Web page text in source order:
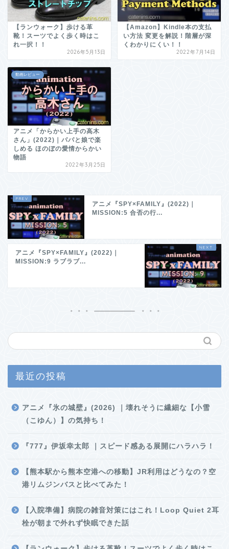
【ランウォーク】歩ける革
靴！スーツでよく歩く時はこ
れ一択！！
2026年5月13日
【Amazon】Kindle本の支払
い方法 変更を解説！階層が深
くわかりにくい！！
2022年7月14日
動画レビュー
アニメ「からかい上手の高木
さん」(2022)｜パパと娘で楽
しめる ほのぼの愛情からかい
物語
2022年3月25日
アニメ『SPY×FAMILY』(2022)｜
MISSION:5 合否の行...
アニメ『SPY×FAMILY』(2022)｜
MISSION:9 ラブラブ...
最近の投稿
アニメ『氷の城壁』(2026) ｜壊れそうに繊細な【小雪
（こゆん）】の気持ち！
『777』伊坂幸太郎 ｜スピード感ある展開にハラハラ！
【熊本駅から熊本空港への移動】JR利用はどうなの？空
港リムジンバスと比べてみた！
【入院準備】病院の雑音対策にはこれ！Loop Quiet 2耳
栓が朝まで外れず快眠できた話